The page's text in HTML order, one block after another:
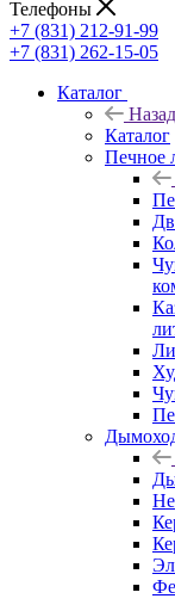
Телефоны
+7 (831) 212-91-99
+7 (831) 262-15-05
Каталог
Назад
Каталог
Печное